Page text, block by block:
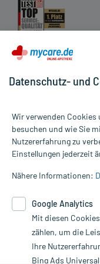
Alle Preise gelten inkl.
Informationen auf
die Untersuchung und
Therapien eingeleitet
Google Analytics.
unserer
nutzen Sie das Formular:
Datenschutz- und
Wir verwenden Cookies
besuchen und wie Sie
Nutzererfahrung zu
Einstellungen jederzeit
Nähere Informationen:
Google Analytics
Mit diesen
zählen, um die
Ihre
Bing Ads